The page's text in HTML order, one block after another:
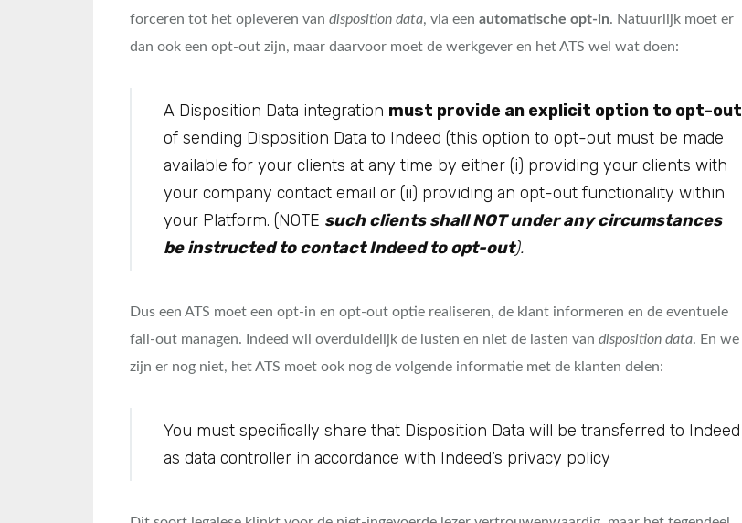
forceren tot het opleveren van disposition data, via een automatische opt-in. Natuurlijk moet er
dan ook een opt-out zijn, maar daarvoor moet de werkgever en het ATS wel wat doen:
A Disposition Data integration must provide an explicit option to opt-out
of sending Disposition Data to Indeed (this option to opt-out must be made
available for your clients at any time by either (i) providing your clients with
your company contact email or (ii) providing an opt-out functionality within
your Platform. (NOTE such clients shall NOT under any circumstances
be instructed to contact Indeed to opt-out).
Dus een ATS moet een opt-in en opt-out optie realiseren, de klant informeren en de eventuele
fall-out managen. Indeed wil overduidelijk de lusten en niet de lasten van disposition data. En we
zijn er nog niet, het ATS moet ook nog de volgende informatie met de klanten delen:
You must specifically share that Disposition Data will be transferred to Indeed
as data controller in accordance with Indeed’s privacy policy